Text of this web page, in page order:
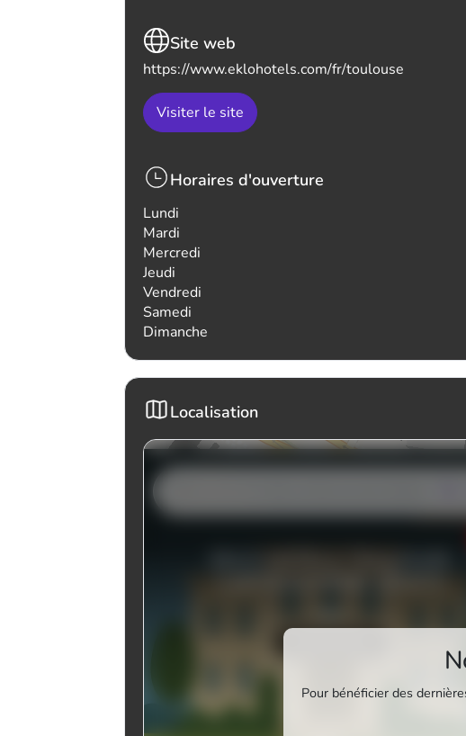
Site web
https://www.eklohotels.com/fr/toulouse
Visiter le site
Horaires d'ouverture
Lundi
Mardi
Mercredi
Jeudi
Vendredi
Samedi
Dimanche
Localisation